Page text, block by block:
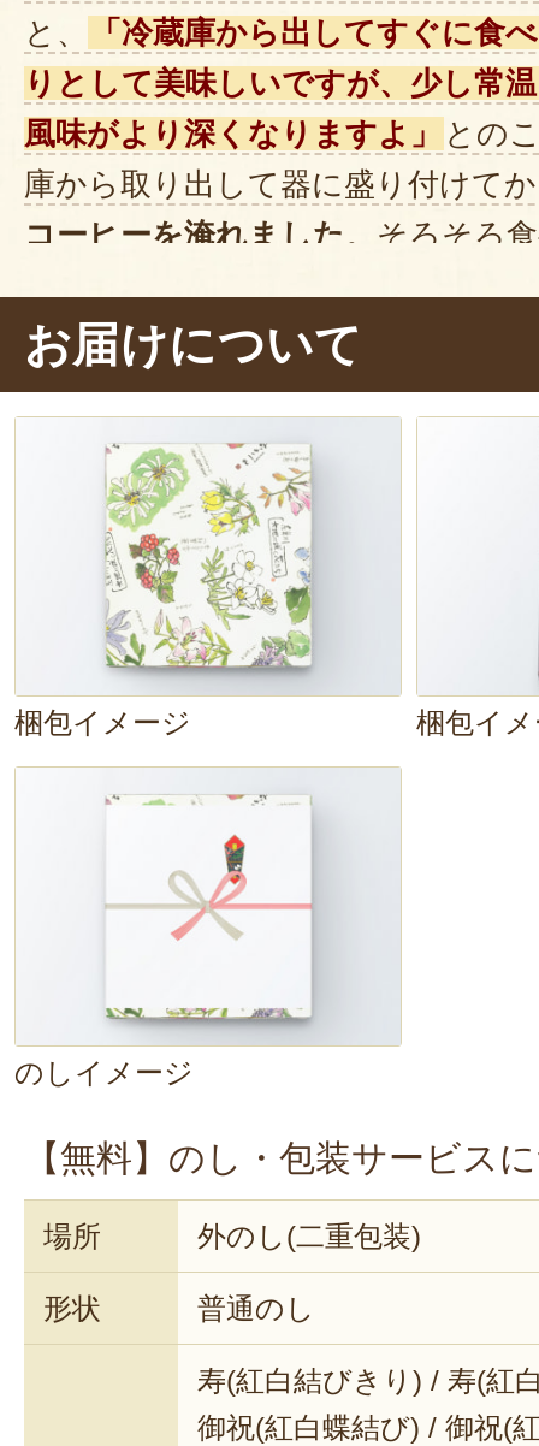
と、
「冷蔵庫から出してすぐに食
りとして美味しいですが、少し常
風味がより深くなりますよ」
との
庫から取り出して器に盛り付けて
コーヒーを淹れました 。そろそろ
フォークを入れると、ふんわりと
～っと溶けていくような、不思議
ぱいにチーズの風味が広がるとと
消えていきました。
地良いですね。香ばしいコーヒー
お届けについて
梱包イメージ 梱包イ
のしイメージ
【無料】のし・包装サービス
場所 外のし(二重包装)
形状 普通のし
寿(紅白結びきり) / 寿(紅
御祝(紅白蝶結び) / 御祝(